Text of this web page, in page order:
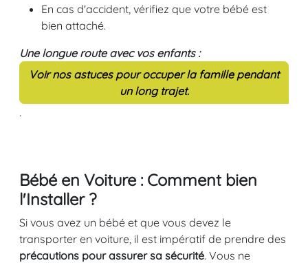
En cas d'accident, vérifiez que votre bébé est
bien attaché.
Une longue route avec vos enfants :
Voir nos astuces pour occuper la famille pendant
un long trajet.
.
Bébé en Voiture : Comment bien
l'Installer ?
Si vous avez un bébé et que vous devez le
transporter en voiture, il est impératif de prendre des
précautions pour assurer sa sécurité. Vous ne